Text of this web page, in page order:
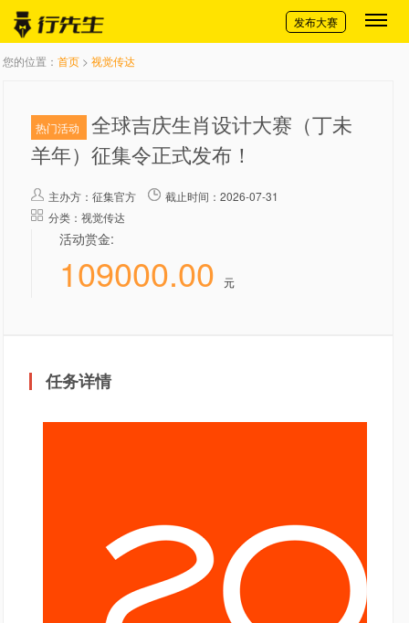
切换导航
发布大赛
您的位置： 首页 > 视觉传达
热门活动
全球吉庆生肖设计大赛（丁未
羊年）征集令正式发布！
主办方： 征集官方
截止时间：2026-07-31
分类：视觉传达
活动赏金:
109000.00 元
任务详情